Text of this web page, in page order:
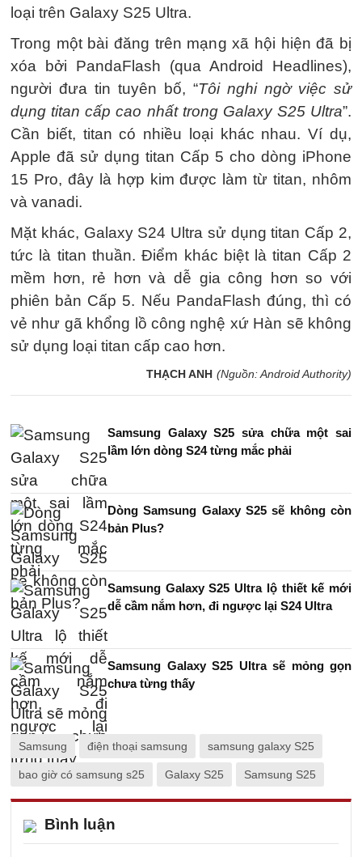
loại trên Galaxy S25 Ultra.
Trong một bài đăng trên mạng xã hội hiện đã bị
xóa bởi PandaFlash (qua Android Headlines),
người đưa tin tuyên bố, “Tôi nghi ngờ việc sử
dụng titan cấp cao nhất trong Galaxy S25 Ultra”.
Cần biết, titan có nhiều loại khác nhau. Ví dụ,
Apple đã sử dụng titan Cấp 5 cho dòng iPhone
15 Pro, đây là hợp kim được làm từ titan, nhôm
và vanadi.
Mặt khác, Galaxy S24 Ultra sử dụng titan Cấp 2,
tức là titan thuần. Điểm khác biệt là titan Cấp 2
mềm hơn, rẻ hơn và dễ gia công hơn so với
phiên bản Cấp 5. Nếu PandaFlash đúng, thì có
vẻ như gã khổng lồ công nghệ xứ Hàn sẽ không
sử dụng loại titan cấp cao hơn.
THẠCH ANH (Nguồn: Android Authority)
Samsung Galaxy S25 sửa chữa một sai
lầm lớn dòng S24 từng mắc phải
Dòng Samsung Galaxy S25 sẽ không còn
bản Plus?
Samsung Galaxy S25 Ultra lộ thiết kế mới
dễ cầm nắm hơn, đi ngược lại S24 Ultra
Samsung Galaxy S25 Ultra sẽ mỏng gọn
chưa từng thấy
Samsung điện thoại samsung samsung galaxy S25
bao giờ có samsung s25 Galaxy S25 Samsung S25
Bình luận